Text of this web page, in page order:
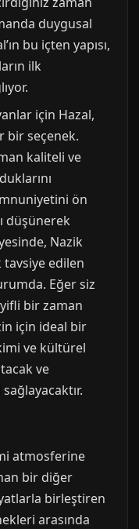
duygusal
bu içten yapısı,
ilk
için Hazal,
bir seçenek.
kaliteli ve
ön
düşünerek
Nazik
edilen
Eğer siz
bir zaman
için ideal bir
ve kültürel
ve
atmosferine
bir diğer
birleştiren
arasında